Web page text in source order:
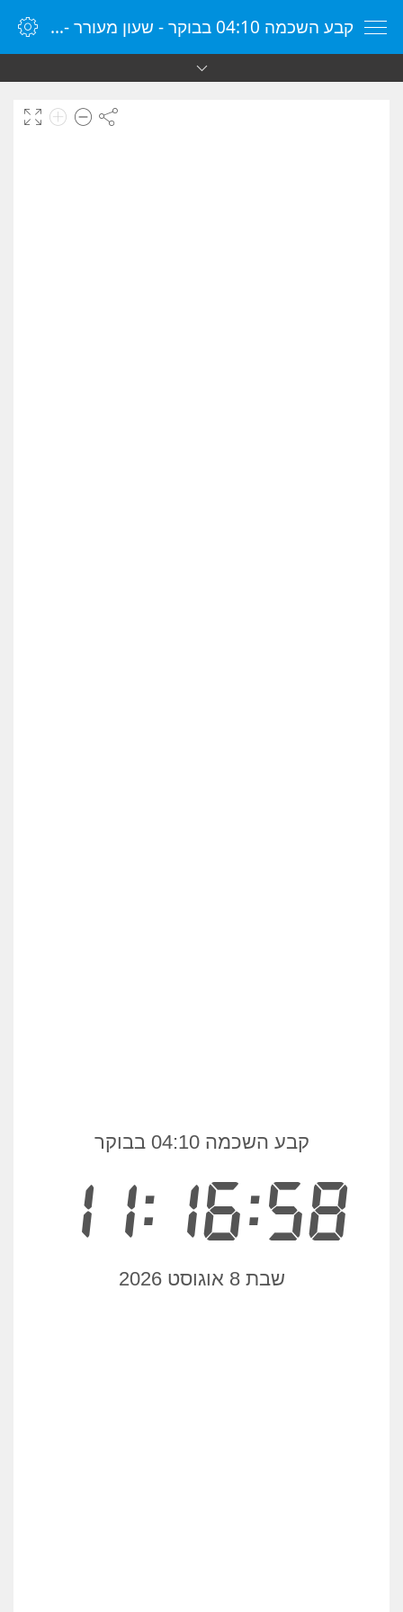
קבע השכמה 04:10 בבוקר - שעון מעורר - שעון מעורר מקוון - שעון מעורר במחשב
11:16:58
קבע השכמה 04:10 בבוקר
שבת 8 אוגוסט 2026